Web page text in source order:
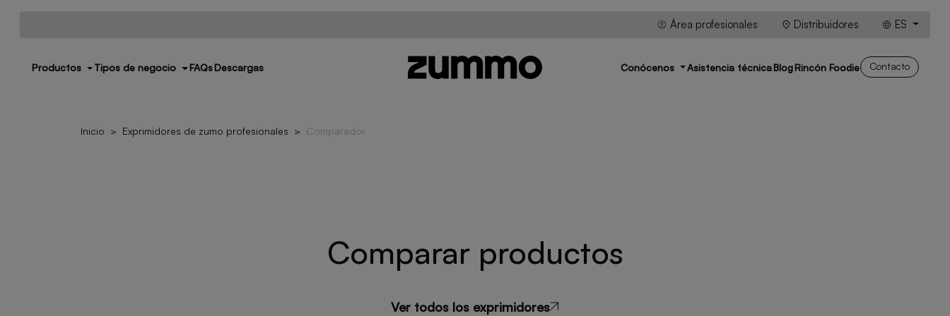
Área profesionales Distribuidores ES
Productos Tipos de negocio FAQsDescargas Conócenos Asistencia técnicaBlogRincón Foodie Contacto
Inicio Exprimidores de zumo profesionales Comparador
Comparar productos
Ver todos los exprimidores